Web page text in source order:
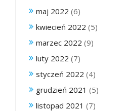
maj 2022 (6)
kwiecień 2022 (5)
marzec 2022 (9)
luty 2022 (7)
styczeń 2022 (4)
grudzień 2021 (5)
listopad 2021 (7)